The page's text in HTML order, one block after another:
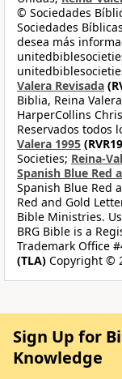
© Sociedades
Sociedades
desea más
Valera Revisada
Biblia, Reina
HarperCollins
Reservados todos
Valera 1995
Societies; Reina-
Spanish Blue Red
Spanish Blue Red
Red and Gold
Bible Ministries.
BRG Bible is a
Trademark Office
(TLA) Copyright ©
Sign Up for
Knowledge